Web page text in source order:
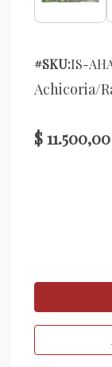
#SKU:IS-
Achicoria/
$ 11.500,00